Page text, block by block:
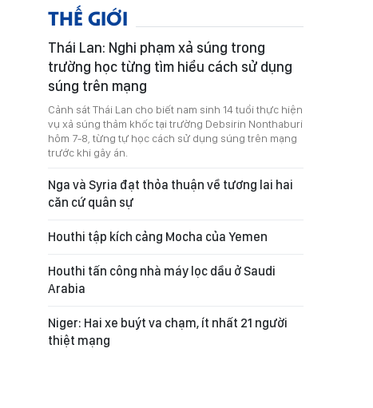
THẾ GIỚI
Thái Lan: Nghi phạm xả súng trong
trường học từng tìm hiểu cách sử dụng
súng trên mạng
Cảnh sát Thái Lan cho biết nam sinh 14 tuổi thực hiện
vụ xả súng thảm khốc tại trường Debsirin Nonthaburi
hôm 7-8, từng tự học cách sử dụng súng trên mạng
trước khi gây án.
Nga và Syria đạt thỏa thuận về tương lai hai
căn cứ quân sự
Houthi tập kích cảng Mocha của Yemen
Houthi tấn công nhà máy lọc dầu ở Saudi
Arabia
Niger: Hai xe buýt va chạm, ít nhất 21 người
thiệt mạng